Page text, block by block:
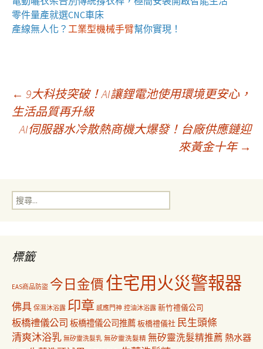
零件量產就選CNC車床
產線無人化？ 工業型機械手臂幫你實現！
文
章
覽
← 9大科技突破！AI讓鋰電池使用環境更安心，
生活品質再升級
AI伺服器水冷散熱商機大爆發！台廠供應鏈迎
來黃金十年 →
搜
尋
標籤
EAS商品防盜 今日金價住宅用火災警報器
佛具 保濕沐浴露 印章 感應門神 控油沐浴露 新竹禮儀公司
板橋禮儀公司 板橋禮儀公司推薦板橋禮儀社 民生頭條
清爽沐浴乳 無矽靈洗髮乳 無矽靈洗髮精 無矽靈洗髮精推薦 熱水器